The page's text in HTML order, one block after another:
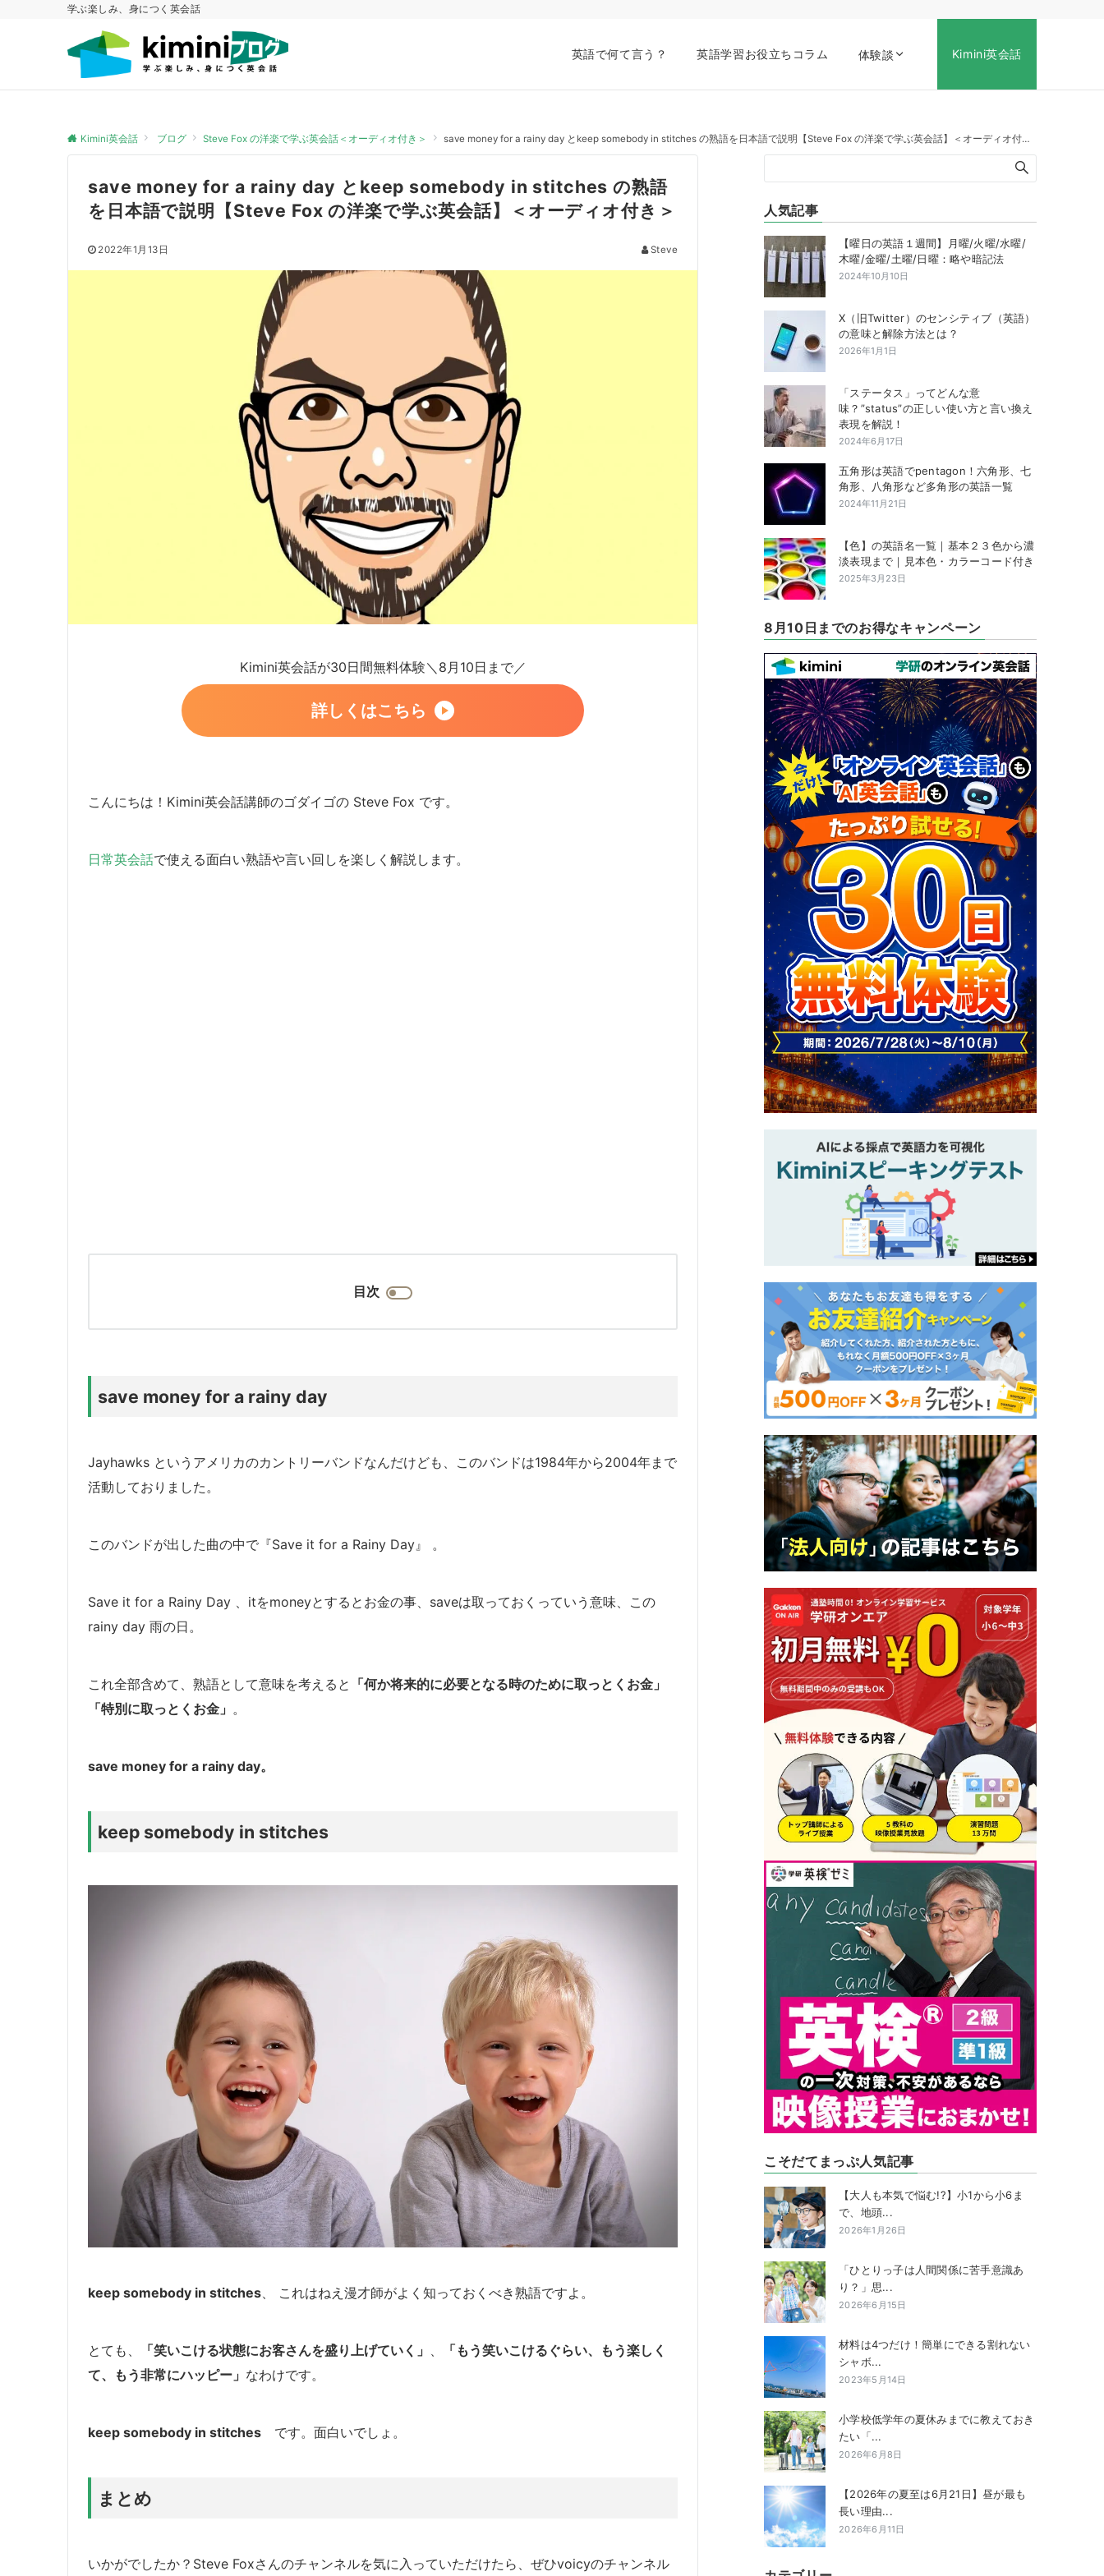
学ぶ楽しみ、身につく英会話
英語で何て言う？ 英語学習お役立ちコラム 体験談 Kimini英会話
Kimini英会話 ブログ Steve Fox の洋楽で学ぶ英会話＜オーディオ付き＞ save money for a rainy day とkeep somebody in stitches の熟語を日本語で説明【Steve Fox の洋楽で学ぶ英会話】＜オーディオ付き＞
save money for a rainy day とkeep somebody in stitches の熟語
を日本語で説明【Steve Fox の洋楽で学ぶ英会話】＜オーディオ付き＞
2022年1月13日 Steve
Kimini英会話が30日間無料体験＼8月10日まで／
詳しくはこちら
こんにちは！Kimini英会話講師のゴダイゴの Steve Fox です。
日常英会話で使える面白い熟語や言い回しを楽しく解説します。
目次
save money for a rainy day
Jayhawks というアメリカのカントリーバンドなんだけども、このバンドは1984年から2004年まで
活動しておりました。
このバンドが出した曲の中で『Save it for a Rainy Day』 。
Save it for a Rainy Day 、itをmoneyとするとお金の事、 saveは取っておくっていう意味、 この
rainy day 雨の日。
これ全部含めて、熟語として意味を考えると 「何か将来的に必要となる時のために取っとくお金」
「特別に取っとくお金」 。
save money for a rainy day。
keep somebody in stitches
keep somebody in stitches、 これはねえ漫才師がよく知っておくべき熟語ですよ。
とても、 「笑いこける状態にお客さんを盛り上げていく」 、 「 もう笑いこけるぐらい、もう楽しく
て、もう非常にハッピー」 なわけです。
keep somebody in stitches です。面白いでしょ。
まとめ
いかがでしたか？Steve Foxさんのチャンネルを気に入っていただけたら、ぜひvoicyのチャンネル
人気記事
【曜日の英語１週間】月曜/火曜/水曜/
木曜/金曜/土曜/日曜：略や暗記法
2024年10月10日
X（旧Twitter）のセンシティブ（英語）
の意味と解除方法とは？
2026年1月1日
「ステータス」ってどんな意
味？”status”の正しい使い方と言い換え
表現を解説！
2024年6月17日
五角形は英語でpentagon！六角形、七
角形、八角形など多角形の英語一覧
2024年11月21日
【色】の英語名一覧｜基本２３色から濃
淡表現まで｜見本色・カラーコード付き
2025年3月23日
8月10日までのお得なキャンペーン
こそだてまっぷ人気記事
【大人も本気で悩む!?】小1から小6ま
で、地頭...
2026年1月26日
「ひとりっ子は人間関係に苦手意識あ
り？」思...
2026年6月15日
材料は4つだけ！簡単にできる割れない
シャボ...
2023年5月14日
小学校低学年の夏休みまでに教えておき
たい「...
2026年6月8日
【2026年の夏至は6月21日】昼が最も
長い理由...
2026年6月11日